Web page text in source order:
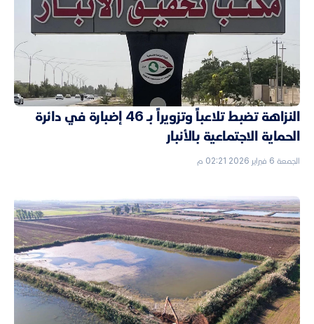
النزاهة تضبط تلاعباً وتزويراً بـ 46 إضبارة في دائرة
الحماية الاجتماعية بالأنبار
الجمعة 6 فبراير 2026 02:21 م